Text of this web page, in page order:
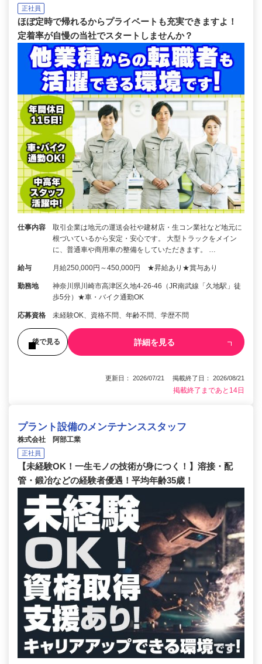
正社員
ほぼ定時で帰れるからプライベートも充実できますよ！
定着率が自慢の当社でスタートしませんか？
仕事内容
取引企業は地元の運送会社や建材店・生コン業社など地元に
根づいているから安定・安心です。 大型トラックをメイン
に、普通車や商用車の整備をしていただきます。 …
給与 月給250,000円～450,000円 ★昇給あり★賞与あり
勤務地
神奈川県川崎市高津区久地4-26-46（JR南武線「久地駅」徒
歩5分）★車・バイク通勤OK
応募資格 未経験OK、資格不問、年齢不問、学歴不問
後で見る 詳細を見る
更新日： 2026/07/21 掲載終了日： 2026/08/21
掲載終了まであと14日
プラント設備のメンテナンススタッフ
株式会社 阿部工業
正社員
【未経験OK！一生モノの技術が身につく！】溶接・配
管・鍛冶などの経験者優遇！平均年齢35歳！